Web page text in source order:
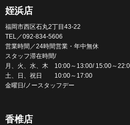
姪浜店
福岡市西区石丸2丁目43-22
TEL／092-834-5606
営業時間／24時間営業・年中無休
スタッフ滞在時間/
月、火、水、木 10:00～13:00/ 15:00～
土、日、祝日 10:00～17:00
金曜日/ノースタッフデー
香椎店